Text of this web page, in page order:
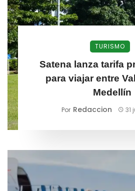
TURISMO
Satena lanza tarifa
para viajar entre
Medellín
Por Redaccion 31